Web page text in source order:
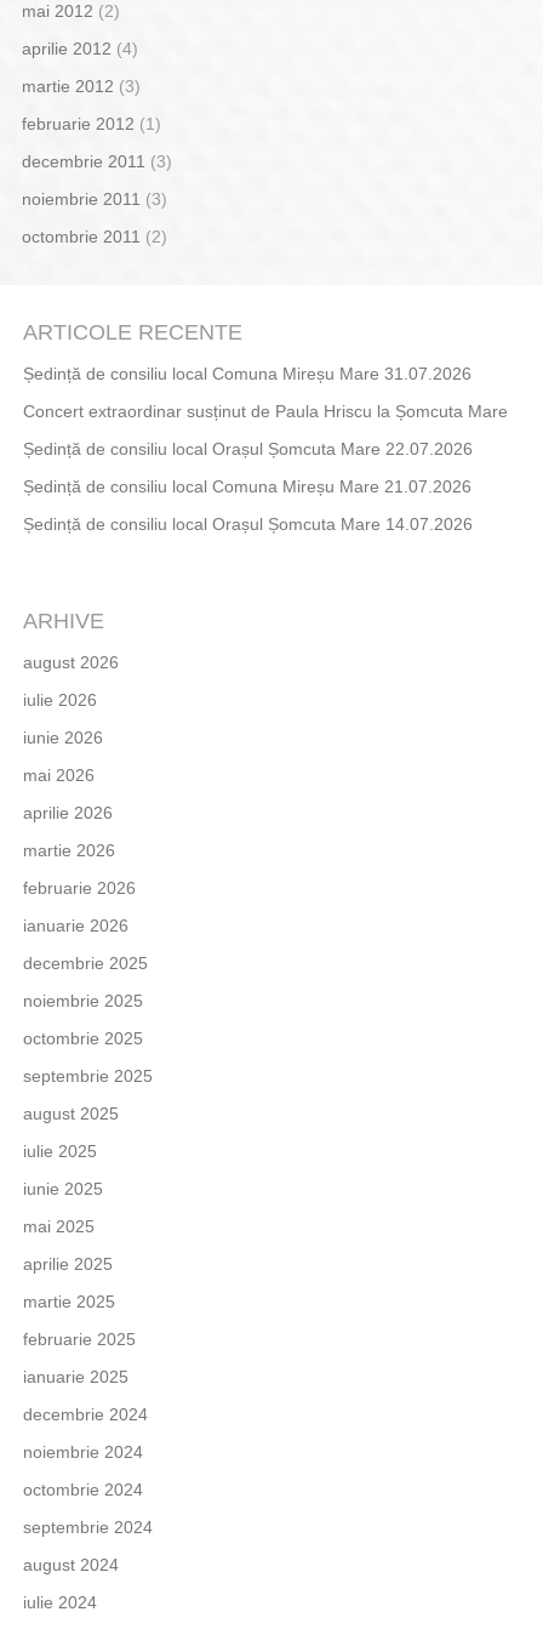
mai 2012 (2)
aprilie 2012 (4)
martie 2012 (3)
februarie 2012 (1)
decembrie 2011 (3)
noiembrie 2011 (3)
octombrie 2011 (2)
ARTICOLE RECENTE
Ședință de consiliu local Comuna Mireșu Mare 31.07.2026
Concert extraordinar susținut de Paula Hriscu la Șomcuta Mare
Ședință de consiliu local Orașul Șomcuta Mare 22.07.2026
Ședință de consiliu local Comuna Mireșu Mare 21.07.2026
Ședință de consiliu local Orașul Șomcuta Mare 14.07.2026
ARHIVE
august 2026
iulie 2026
iunie 2026
mai 2026
aprilie 2026
martie 2026
februarie 2026
ianuarie 2026
decembrie 2025
noiembrie 2025
octombrie 2025
septembrie 2025
august 2025
iulie 2025
iunie 2025
mai 2025
aprilie 2025
martie 2025
februarie 2025
ianuarie 2025
decembrie 2024
noiembrie 2024
octombrie 2024
septembrie 2024
august 2024
iulie 2024